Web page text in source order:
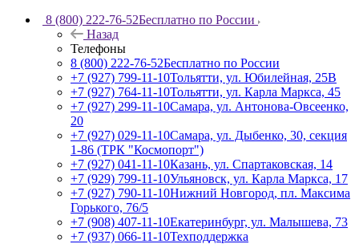
8 (800) 222-76-52Бесплатно по России
Назад
Телефоны
8 (800) 222-76-52Бесплатно по России
+7 (927) 799-11-10Тольятти, ул. Юбилейная, 25В
+7 (927) 764-11-10Тольятти, ул. Карла Маркса, 45
+7 (927) 299-11-10Самара, ул. Антонова-Овсеенко,
20
+7 (927) 029-11-10Самара, ул. Дыбенко, 30, секция
1-86 (ТРК "Космопорт")
+7 (927) 041-11-10Казань, ул. Спартаковская, 14
+7 (929) 799-11-10Ульяновск, ул. Карла Маркса, 17
+7 (927) 790-11-10Нижний Новгород, пл. Максима
Горького, 76/5
+7 (908) 407-11-10Екатеринбург, ул. Малышева, 73
+7 (937) 066-11-10Техподдержка